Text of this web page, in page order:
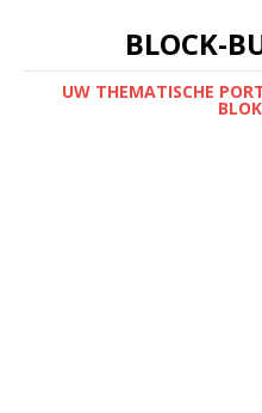
BLOCK-
UW THEMATISCHE